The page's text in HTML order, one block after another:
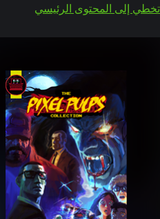
تخطي إلى المحتوى الرئيسي